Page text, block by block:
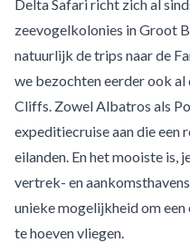
Delta Safari richt zich al
zeevogelkolonies in Groot
natuurlijk de trips naar de
we bezochten eerder ook al
Cliffs. Zowel Albatros als
expeditiecruise aan die een
eilanden. En het mooiste is,
vertrek- en
unieke mogelijkheid om
te hoeven vliegen.